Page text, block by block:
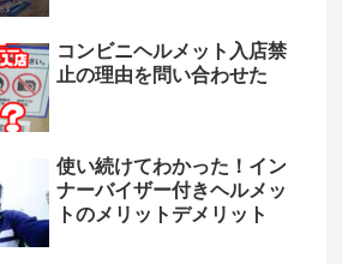
コンビニヘルメット入店禁
止の理由を問い合わせた
使い続けてわかった！イン
ナーバイザー付きヘルメッ
トのメリットデメリット